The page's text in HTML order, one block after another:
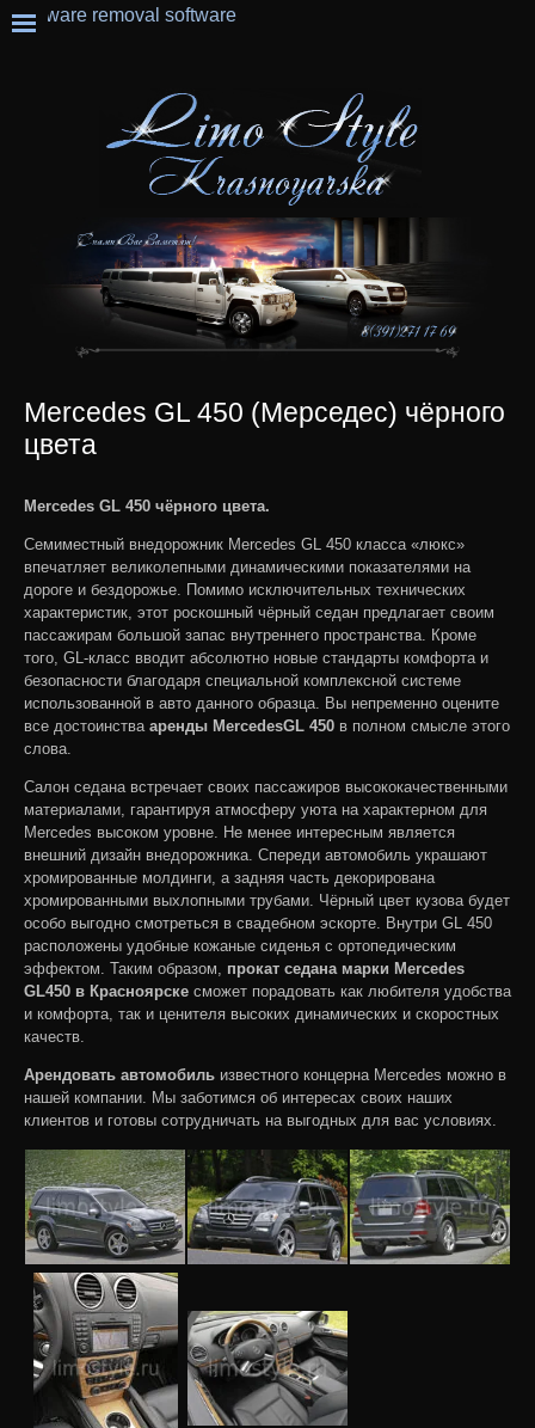
Mercedes GL 450 (Мерседес) чёрного
цвета
Mercedes GL 450 чёрного цвета.
Семиместный внедорожник Mercedes GL 450 класса «люкс»
впечатляет великолепными динамическими показателями на
дороге и бездорожье. Помимо исключительных технических
характеристик, этот роскошный чёрный седан предлагает своим
пассажирам большой запас внутреннего пространства. Кроме
того, GL-класс вводит абсолютно новые стандарты комфорта и
безопасности благодаря специальной комплексной системе
использованной в авто данного образца. Вы непременно оцените
все достоинства аренды MercedesGL 450 в полном смысле этого
слова.
Салон седана встречает своих пассажиров высококачественными
материалами, гарантируя атмосферу уюта на характерном для
Mercedes высоком уровне. Не менее интересным является
внешний дизайн внедорожника. Спереди автомобиль украшают
хромированные молдинги, а задняя часть декорирована
хромированными выхлопными трубами. Чёрный цвет кузова будет
особо выгодно смотреться в свадебном эскорте. Внутри GL 450
расположены удобные кожаные сиденья с ортопедическим
эффектом. Таким образом, прокат седана марки Mercedes
GL450 в Красноярске сможет порадовать как любителя удобства
и комфорта, так и ценителя высоких динамических и скоростных
качеств.
Арендовать автомобиль известного концерна Mercedes можно в
нашей компании. Мы заботимся об интересах своих наших
клиентов и готовы сотрудничать на выгодных для вас условиях.